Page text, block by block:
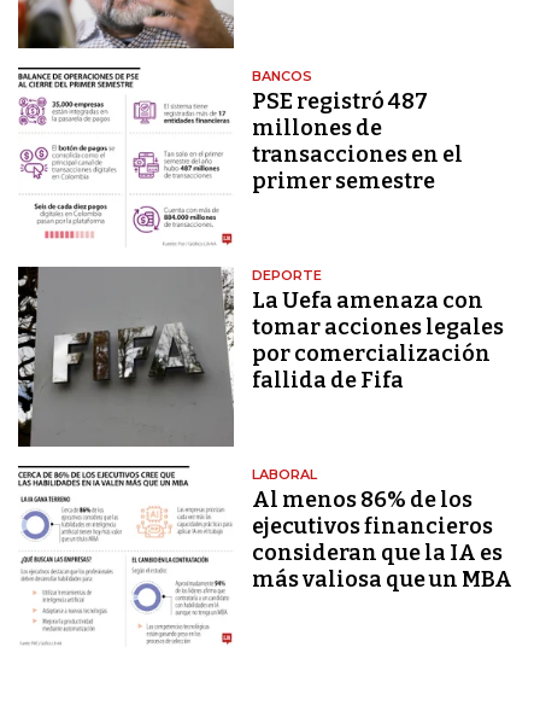
BANCOS
PSE registró 487
millones de
transacciones en el
primer semestre
DEPORTE
La Uefa amenaza con
tomar acciones legales
por comercialización
fallida de Fifa
LABORAL
Al menos 86% de los
ejecutivos financieros
consideran que la IA es
más valiosa que un MBA